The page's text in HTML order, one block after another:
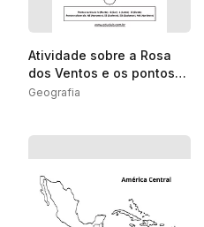
Atividade sobre a Rosa
dos Ventos e os pontos
colaterais
Geografia